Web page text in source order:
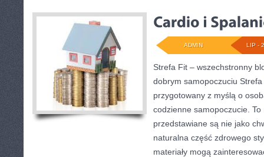
LIP -
ADMIN
Strefa Fit – wszechstronny
dobrym samopoczuciu
przygotowany z myślą o
codzienne samopoczucie.
przedstawiane są nie jako
naturalna część zdrowego
materiały mogą